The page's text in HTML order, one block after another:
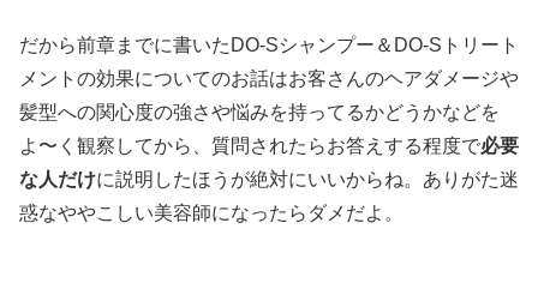
だから前章までに書いたDO-Sシャンプー＆DO-Sトリート
メントの効果についてのお話はお客さんのヘアダメージや
髪型への関心度の強さや悩みを持ってるかどうかなどを
よ〜く観察してから、質問されたらお答えする程度で必要
な人だけに説明したほうが絶対にいいからね。ありがた迷
惑なややこしい美容師になったらダメだよ。